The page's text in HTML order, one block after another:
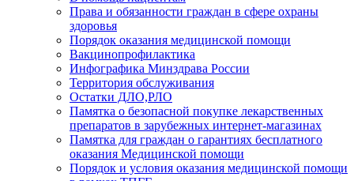
Права и обязанности граждан в сфере охраны
здоровья
Порядок оказания медицинской помощи
Вакцинопрофилактика
Инфографика Минздрава России
Территория обслуживания
Остатки ДЛО,РЛО
Памятка о безопасной покупке лекарственных
препаратов в зарубежных интернет-магазинах
Памятка для граждан о гарантиях бесплатного
оказания Медицинской помощи
Порядок и условия оказания медицинской помощи